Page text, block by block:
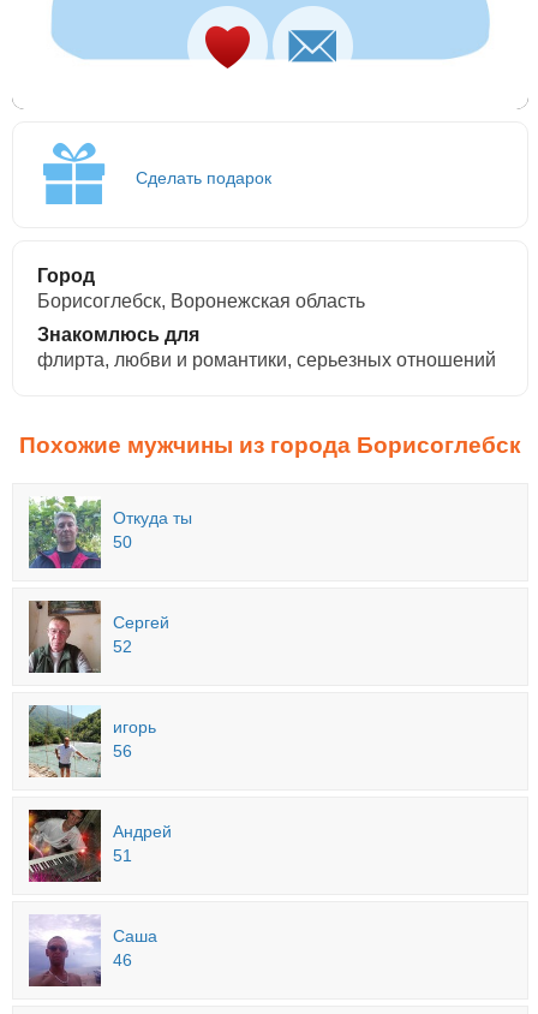
Сделать подарок
Город
Борисоглебск, Воронежская область
Знакомлюсь для
флирта, любви и романтики, cерьезных отношений
Похожие мужчины из города Борисоглебск
Откуда ты
50
Сергей
52
игорь
56
Андрей
51
Саша
46